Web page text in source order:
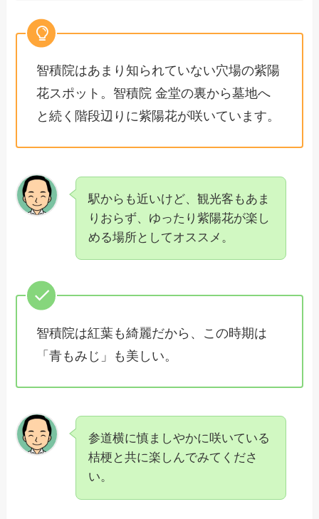
智積院はあまり知られていない穴場の紫陽
花スポット。智積院 金堂の裏から墓地へ
と続く階段辺りに紫陽花が咲いています。
駅からも近いけど、観光客もあま
りおらず、ゆったり紫陽花が楽し
める場所としてオススメ。
智積院は紅葉も綺麗だから、この時期は
「青もみじ」も美しい。
参道横に慎ましやかに咲いている
桔梗と共に楽しんでみてくださ
い。